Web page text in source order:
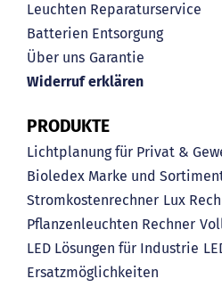
Leuchten Reparaturservice
Batterien Entsorgung
Über uns Garantie
Widerruf erklären
PRODUKTE
Lichtplanung für Privat &
Bioledex Marke und
Stromkostenrechner Lux
Pflanzenleuchten Rechner
LED Lösungen für Industrie
Ersatzmöglichkeiten